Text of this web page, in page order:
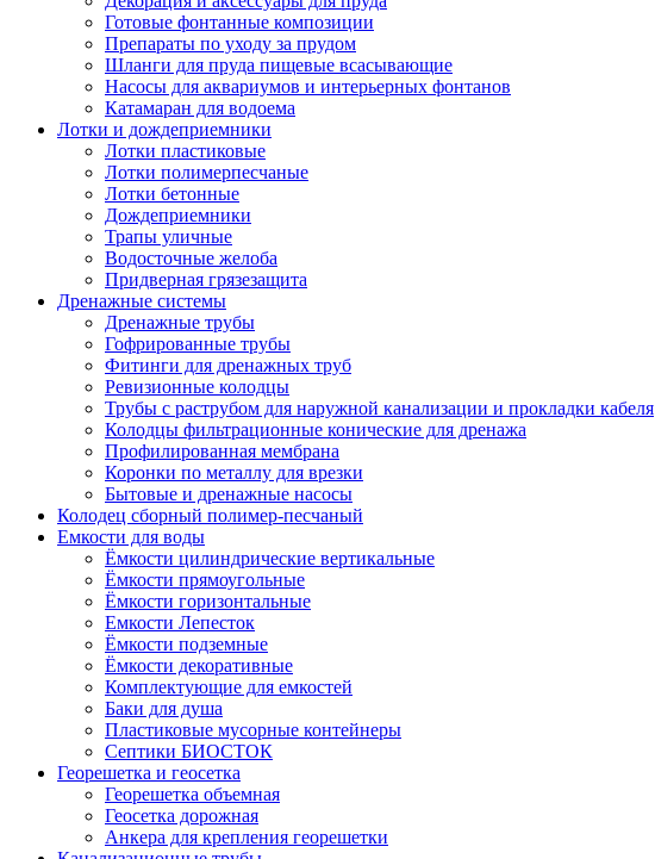
Готовые фонтанные композиции
Препараты по уходу за прудом
Шланги для пруда пищевые всасывающие
Насосы для аквариумов и интерьерных фонтанов
Катамаран для водоема
Лотки и дождеприемники
Лотки пластиковые
Лотки полимерпесчаные
Лотки бетонные
Дождеприемники
Трапы уличные
Водосточные желоба
Придверная грязезащита
Дренажные системы
Дренажные трубы
Гофрированные трубы
Фитинги для дренажных труб
Ревизионные колодцы
Трубы с раструбом для наружной канализации и прокладки кабеля
Колодцы фильтрационные конические для дренажа
Профилированная мембрана
Коронки по металлу для врезки
Бытовые и дренажные насосы
Колодец сборный полимер-песчаный
Емкости для воды
Ёмкости цилиндрические вертикальные
Ёмкости прямоугольные
Ёмкости горизонтальные
Емкости Лепесток
Ёмкости подземные
Ёмкости декоративные
Комплектующие для емкостей
Баки для душа
Пластиковые мусорные контейнеры
Септики БИОСТОК
Георешетка и геосетка
Георешетка объемная
Геосетка дорожная
Анкера для крепления георешетки